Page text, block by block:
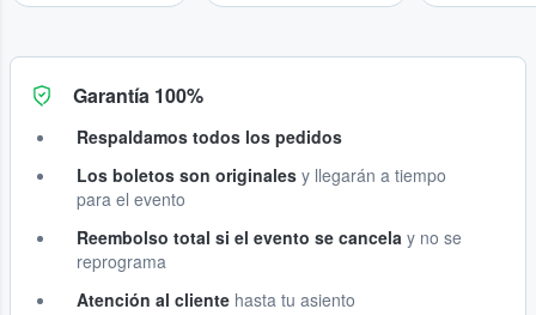
Garantía 100%
Respaldamos todos los pedidos
Los boletos son originales y llegarán a tiempo
para el evento
Reembolso total si el evento se cancela y no se
reprograma
Atención al cliente hasta tu asiento